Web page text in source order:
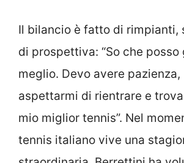
Il bilancio è fatto di rimpianti,
di prospettiva: “So che posso
meglio. Devo avere
aspettarmi di rientrare e
mio miglior tennis”. Nel
tennis italiano vive una